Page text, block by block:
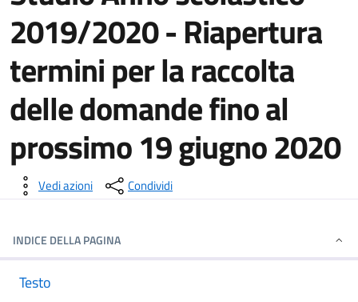
2019/2020 - Riapertura
termini per la raccolta
delle domande fino al
prossimo 19 giugno 2020
Dettagli della notizia
Vedi azioni Condividi
INDICE DELLA PAGINA
Testo